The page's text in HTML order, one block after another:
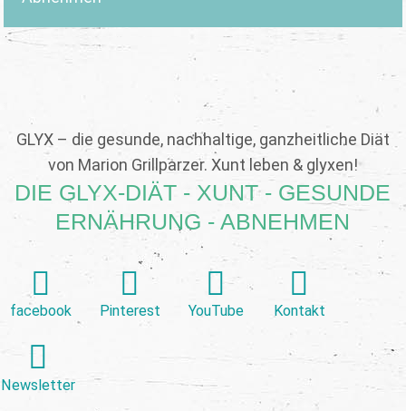
GLYX – die gesunde, nachhaltige, ganzheitliche Diät
von Marion Grillparzer. Xunt leben & glyxen!
DIE GLYX-DIÄT - XUNT - GESUNDE
ERNÄHRUNG - ABNEHMEN
facebook Pinterest YouTube Kontakt
Newsletter